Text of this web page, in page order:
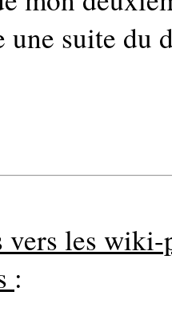
une suite du
vers les
: